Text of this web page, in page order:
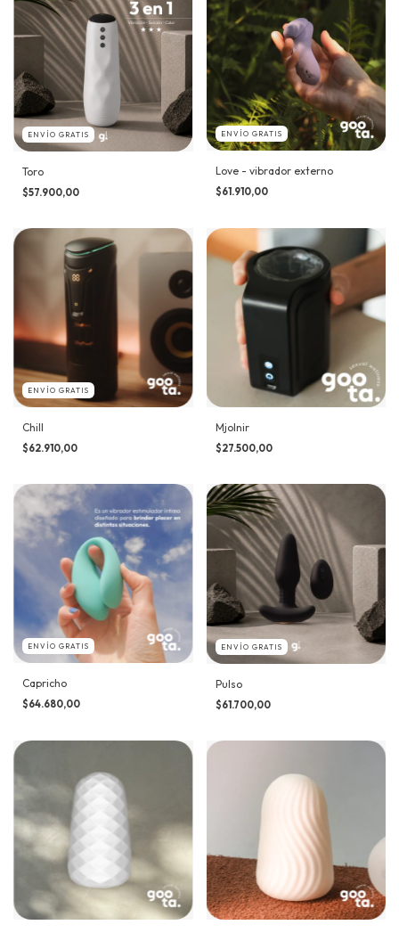
ENVÍO GRATIS
Toro
$57.900,00
ENVÍO GRATIS
Love - vibrador externo
$61.910,00
ENVÍO GRATIS
Chill
$62.910,00
Mjolnir
$27.500,00
ENVÍO GRATIS
Capricho
$64.680,00
ENVÍO GRATIS
Pulso
$61.700,00